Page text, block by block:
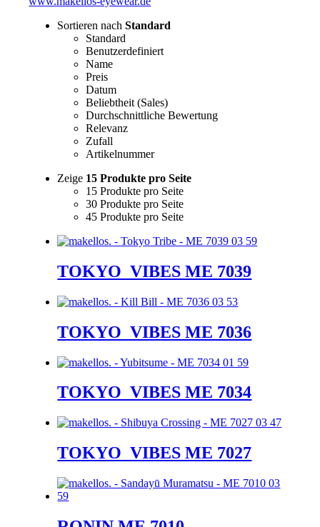
Sortieren nachStandard
Standard
Benutzerdefiniert
Name
Preis
Datum
Beliebtheit (Sales)
Durchschnittliche Bewertung
Relevanz
Zufall
Artikelnummer
Zeige 15 Produkte pro Seite
15 Produkte pro Seite
30 Produkte pro Seite
45 Produkte pro Seite
TOKYO_VIBES ME 7039
TOKYO_VIBES ME 7036
TOKYO_VIBES ME 7034
TOKYO_VIBES ME 7027